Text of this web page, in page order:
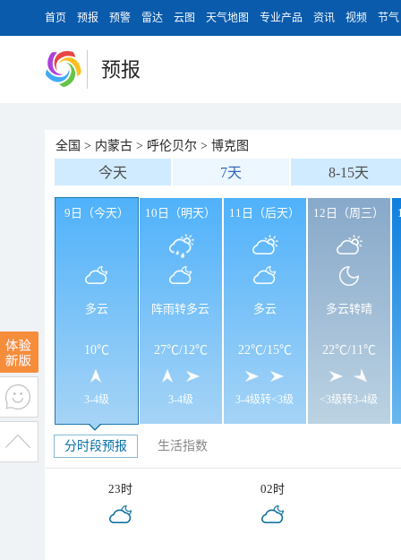
首页 预报 预警 雷达 云图 天气地图 专业产品 资讯 视频 节气
预报
全国 > 内蒙古 > 呼伦贝尔 > 博克图
今天 7天 8-15天
9日（今天）
多云
10℃
3-4级
10日（明天）
阵雨转多云
27℃/12℃
3-4级
11日（后天）
多云
22℃/15℃
3-4级转<3级
12日（周三）
多云转晴
22℃/11℃
<3级转3-4级
分时段预报 生活指数
23时 02时